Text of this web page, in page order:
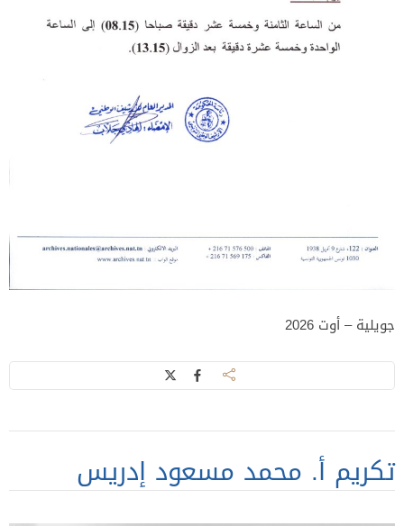
جويلية – أوت 2026
تكريم أ. محمد مسعود إدريس